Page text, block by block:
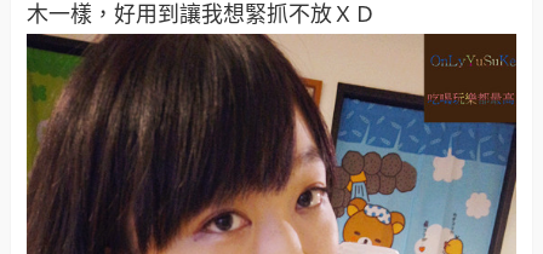
木一樣，好用到讓我想緊抓不放ＸＤ